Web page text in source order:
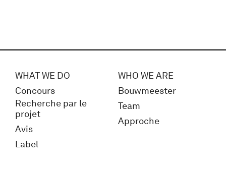
WHAT WE DO
Concours
Recherche par le
projet
Avis
Label
WHO WE ARE
Bouwmeester
Team
Approche